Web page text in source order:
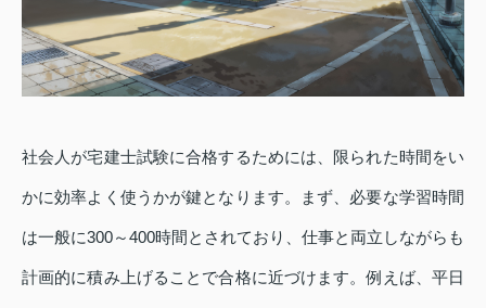
社会人が宅建士試験に合格するためには、限られた時間をい
かに効率よく使うかが鍵となります。まず、必要な学習時間
は一般に300～400時間とされており、仕事と両立しながらも
計画的に積み上げることで合格に近づけます。例えば、平日